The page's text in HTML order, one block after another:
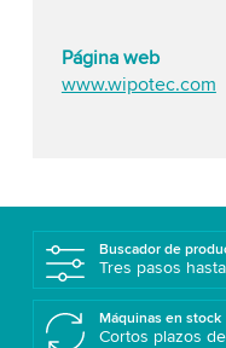
Página web
www.wipotec.com
Buscador de
Tres pasos
Máquinas en stock
Cortos plazos